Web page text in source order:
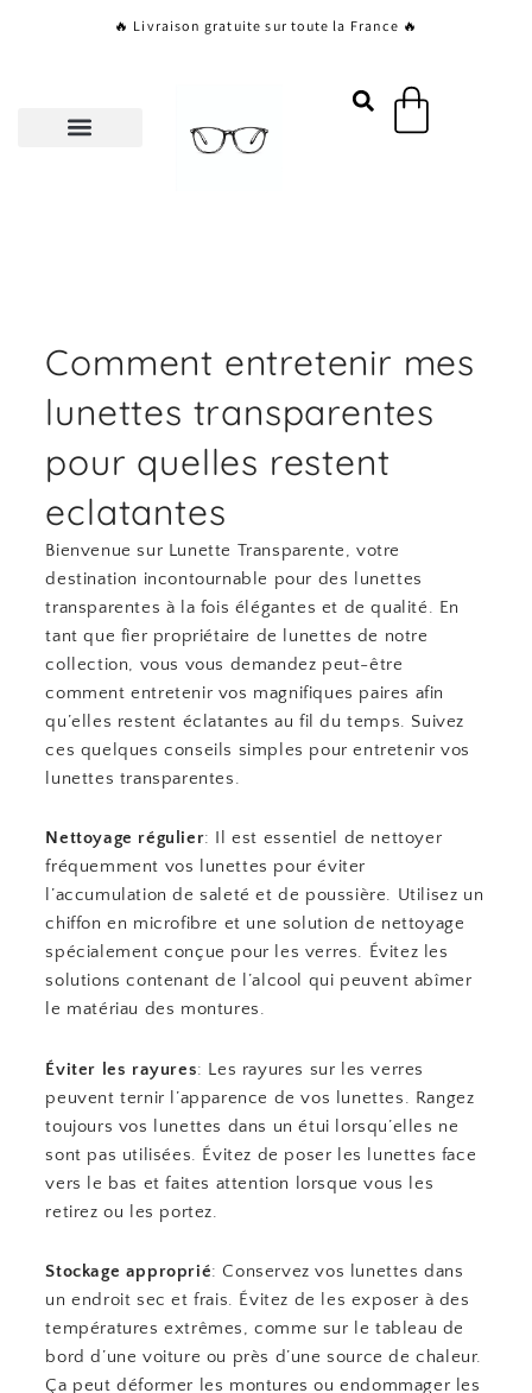
🔥 Livraison gratuite sur toute la France 🔥
Panier
Comment entretenir mes
lunettes transparentes
pour quelles restent
eclatantes
Bienvenue sur Lunette Transparente, votre
destination incontournable pour des lunettes
transparentes à la fois élégantes et de qualité. En
tant que fier propriétaire de lunettes de notre
collection, vous vous demandez peut-être
comment entretenir vos magnifiques paires afin
qu’elles restent éclatantes au fil du temps. Suivez
ces quelques conseils simples pour entretenir vos
lunettes transparentes.
Nettoyage régulier: Il est essentiel de nettoyer
fréquemment vos lunettes pour éviter
l’accumulation de saleté et de poussière. Utilisez un
chiffon en microfibre et une solution de nettoyage
spécialement conçue pour les verres. Évitez les
solutions contenant de l’alcool qui peuvent abîmer
le matériau des montures.
Éviter les rayures: Les rayures sur les verres
peuvent ternir l’apparence de vos lunettes. Rangez
toujours vos lunettes dans un étui lorsqu’elles ne
sont pas utilisées. Évitez de poser les lunettes face
vers le bas et faites attention lorsque vous les
retirez ou les portez.
Stockage approprié: Conservez vos lunettes dans
un endroit sec et frais. Évitez de les exposer à des
températures extrêmes, comme sur le tableau de
bord d’une voiture ou près d’une source de chaleur.
Ça peut déformer les montures ou endommager les